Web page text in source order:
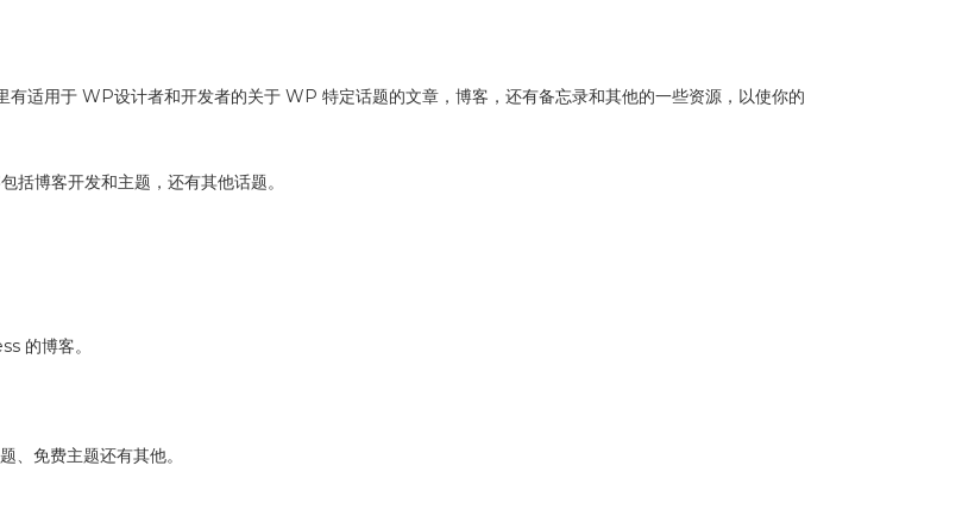
适用于 WP设计者和开发者的关于 WP 特定话题的文章，博客，还有备忘录和其他的一些资源，以使你的
博客开发和主题，还有其他话题。
的博客。
、免费主题还有其他。